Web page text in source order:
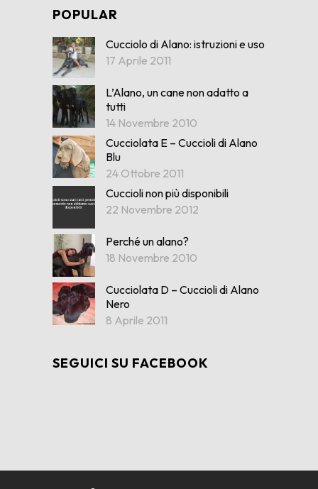
POPULAR
Cucciolo di Alano: istruzioni e uso
17 Aprile 2011
L’Alano, un cane non adatto a
tutti
14 Novembre 2010
Cucciolata E – Cuccioli di Alano
Blu
24 Ottobre 2011
Cuccioli non più disponibili
22 Novembre 2012
Perché un alano?
18 Novembre 2010
Cucciolata D – Cuccioli di Alano
Nero
8 Aprile 2011
SEGUICI SU FACEBOOK